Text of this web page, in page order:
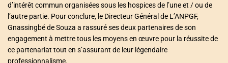
d’intérêt commun organisées sous les hospices de l’une et / ou de
l’autre partie. Pour conclure, le Directeur Général de L’ANPGF,
Gnassingbé de Souza a rassuré ses deux partenaires de son
engagement à mettre tous les moyens en œuvre pour la réussite de
ce partenariat tout en s’assurant de leur légendaire
professionnalisme.